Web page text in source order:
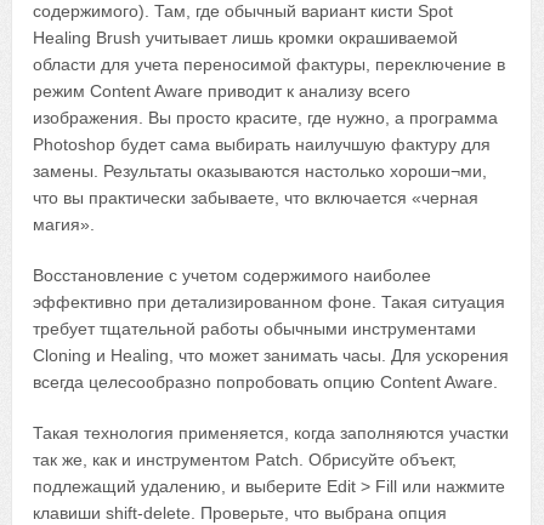
содержимого). Там, где обычный вариант кисти Spot
Healing Brush учитывает лишь кромки окрашиваемой
области для учета переносимой фактуры, переключение в
режим Content Aware приводит к анализу всего
изображения. Вы просто красите, где нужно, а программа
Photoshop будет сама выбирать наилучшую фактуру для
замены. Результаты оказываются настолько хороши¬ми,
что вы практически забываете, что включается «черная
магия».
Восстановление с учетом содержимого наиболее
эффективно при детализированном фоне. Такая ситуация
требует тщательной работы обычными инструментами
Cloning и Healing, что может занимать часы. Для ускорения
всегда целесообразно попробовать опцию Content Aware.
Такая технология применяется, когда заполняются участки
так же, как и инструментом Patch. Обрисуйте объект,
подлежащий удалению, и выберите Edit > Fill или нажмите
клавиши shift-delete. Проверьте, что выбрана опция